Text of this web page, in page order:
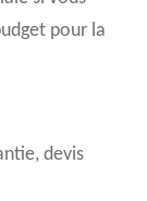
pour la
devis